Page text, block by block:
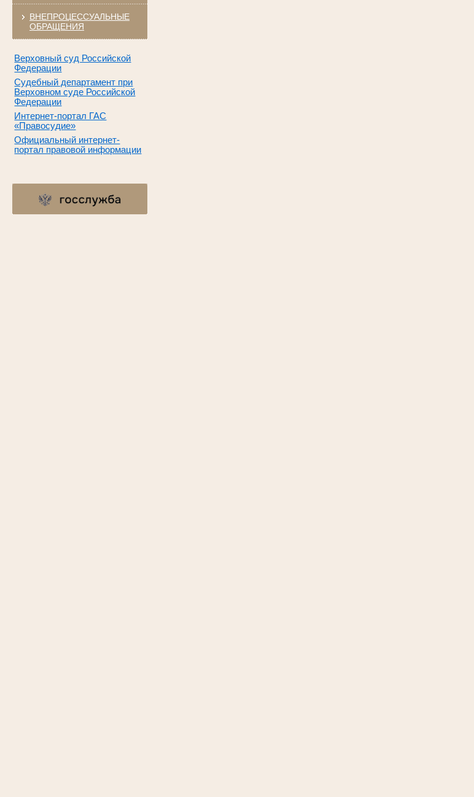
ВНЕПРОЦЕССУАЛЬНЫЕ
ОБРАЩЕНИЯ
Верховный суд Российской
Федерации
Судебный департамент при
Верховном суде Российской
Федерации
Интернет-портал ГАС
«Правосудие»
Официальный интернет-
портал правовой информации